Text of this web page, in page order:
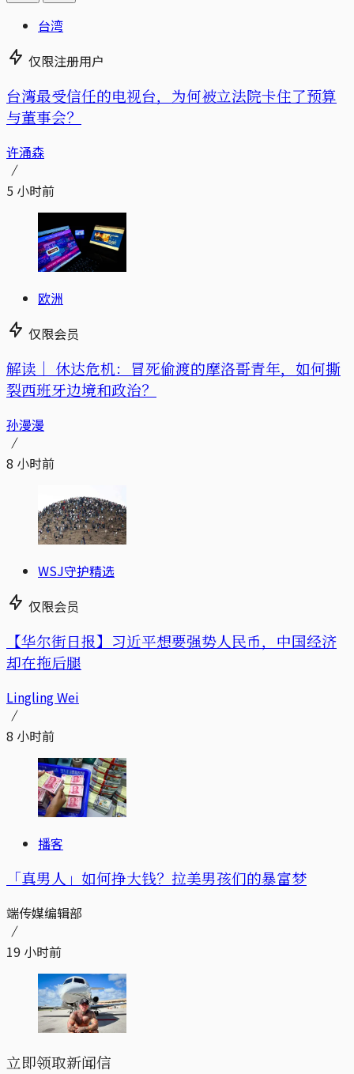
台湾
仅限注册用户
台湾最受信任的电视台，为何被立法院卡住了预算
与董事会？
许涌森
5 小时前
欧洲
仅限会员
解读｜ 休达危机：冒死偷渡的摩洛哥青年，如何撕
裂西班牙边境和政治？
孙漫漫
8 小时前
WSJ守护精选
仅限会员
【华尔街日报】习近平想要强势人民币，中国经济
却在拖后腿
Lingling Wei
8 小时前
播客
「真男人」如何挣大钱？拉美男孩们的暴富梦
端传媒编辑部
19 小时前
立即领取新闻信